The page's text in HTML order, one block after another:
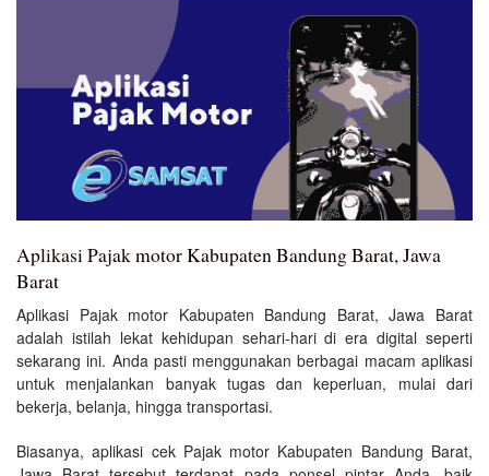
Aplikasi Pajak motor Kabupaten Bandung Barat, Jawa
Barat
Aplikasi Pajak motor Kabupaten Bandung Barat, Jawa Barat
adalah istilah lekat kehidupan sehari-hari di era digital seperti
sekarang ini. Anda pasti menggunakan berbagai macam aplikasi
untuk menjalankan banyak tugas dan keperluan, mulai dari
bekerja, belanja, hingga transportasi.
Biasanya, aplikasi cek Pajak motor Kabupaten Bandung Barat,